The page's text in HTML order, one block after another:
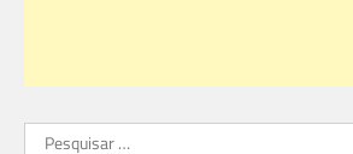
Pesquisar